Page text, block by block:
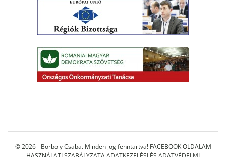
© 2026 - Borboly Csaba. Minden jog fenntartva! FACEBOOK OLDALAM